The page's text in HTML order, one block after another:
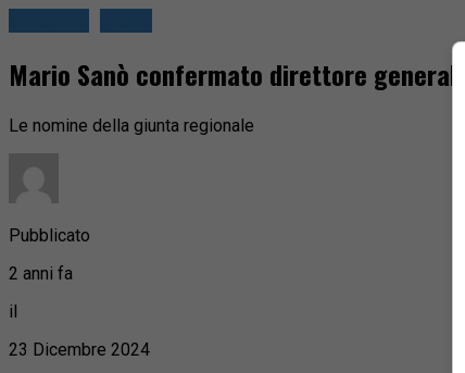
Mario Sanò confermato direttore
Le nomine della giunta regionale
Pubblicato
2 anni fa
il
23 Dicembre 2024